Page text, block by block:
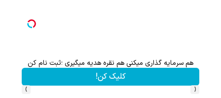
هم سرمایه گذاری میکنی هم نقره هدیه میگیری ؛ثبت نام کن
کلیک کن!
‹
›